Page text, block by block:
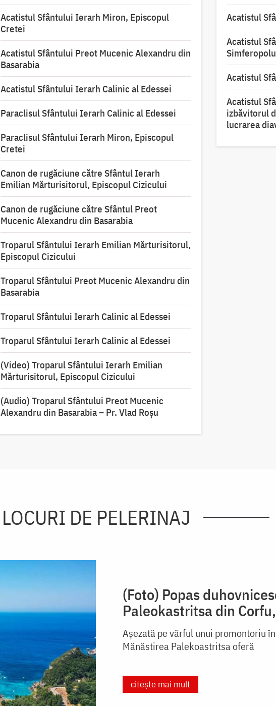
Acatistul Sfântului Ierarh Miron, Episcopul
Cretei
Acatistul Sfântului Preot Mucenic Alexandru din
Basarabia
Acatistul Sfântului Ierarh Calinic al Edessei
Paraclisul Sfântului Ierarh Calinic al Edessei
Paraclisul Sfântului Ierarh Miron, Episcopul
Cretei
Canon de rugăciune către Sfântul Ierarh
Emilian Mărturisitorul, Episcopul Cizicului
Canon de rugăciune către Sfântul Preot
Mucenic Alexandru din Basarabia
Troparul Sfântului Ierarh Emilian Mărturisitorul,
Episcopul Cizicului
Troparul Sfântului Preot Mucenic Alexandru din
Basarabia
Troparul Sfântului Ierarh Calinic al Edessei
Troparul Sfântului Ierarh Calinic al Edessei
(Video) Troparul Sfântului Ierarh Emilian
Mărturisitorul, Episcopul Cizicului
(Audio) Troparul Sfântului Preot Mucenic
Alexandru din Basarabia – Pr. Vlad Roșu
Acatistul
Acatistul
Acatistul
Acatistul
izbăvitorul
lucrarea
LOCURI DE PELERINAJ
(Foto) Popas
Paleokastritsa din
Așezată pe vârful unui promontoriu
Mănăstirea Palekoastritsa oferă
citește mai mult